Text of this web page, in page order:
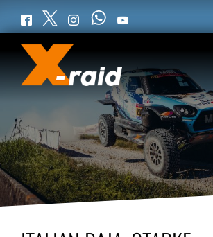
Facebook
Twitter Instagram
WhatsAppYouTube